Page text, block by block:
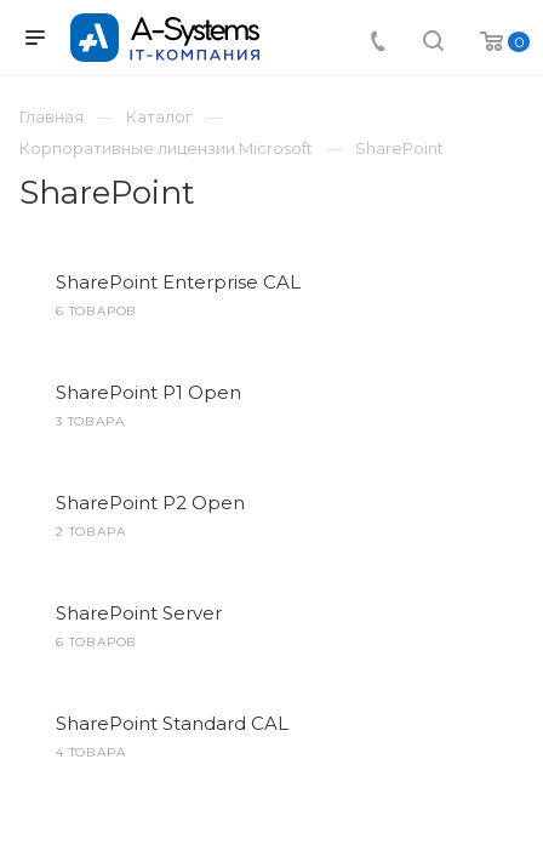
0
Главная
Каталог
Корпоративные лицензии Microsoft
SharePoint
SharePoint
SharePoint Enterprise CAL
6 ТОВАРОВ
SharePoint P1 Open
3 ТОВАРА
SharePoint P2 Open
2 ТОВАРА
SharePoint Server
6 ТОВАРОВ
SharePoint Standard CAL
4 ТОВАРА